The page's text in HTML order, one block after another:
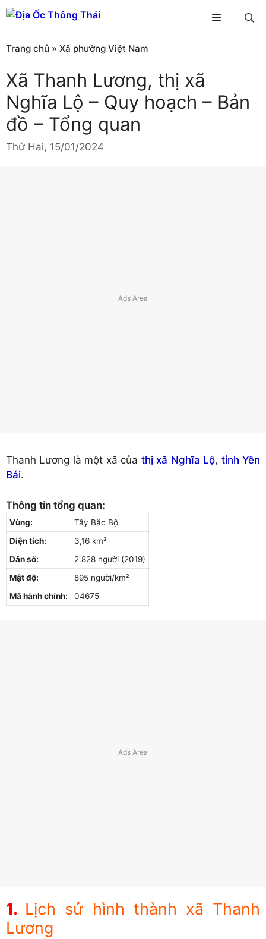
Chuyển
đến
nội
dung
Menu
Trang chủ » Xã phường Việt Nam
Xã Thanh Lương, thị xã
Nghĩa Lộ – Quy hoạch – Bản
đồ – Tổng quan
Thứ Hai, 15/01/2024
Thanh Lương là một xã của thị xã Nghĩa Lộ, tỉnh Yên
Bái.
Thông tin tổng quan:
Vùng:
Tây Bắc Bộ
Diện tích:
3,16 km²
Dân số:
2.828 người (2019)
Mật độ:
895 người/km²
Mã hành chính:
04675
Lịch sử hình thành xã Thanh
Lương